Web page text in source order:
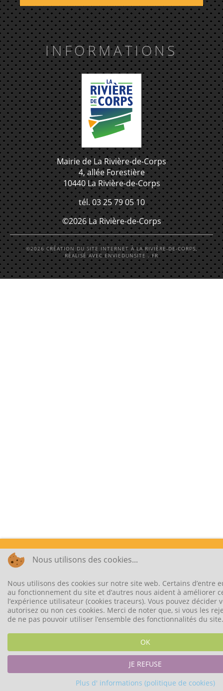
INFORMATIONS
Mairie de La Rivière-de-Corps
4, allée Forestière
10440 La Rivière-de-Corps
tél. 03 25 79 05 10
©2026 La Rivière-de-Corps
©2026 CRÉATION DU SITE INTERNET À LA RIVIÈRE-DE-CORPS,
RÉALISÉ AVEC ENVIEDUNSITE . FR
Nous utilisons des cookies...
Nous utilisons des cookies sur notre site web. Certains d’entre
au fonctionnement du site et d’autres nous aident à améliorer
l’expérience utilisateur (cookies traceurs). Vous pouvez décider
autorisez ou non ces cookies. Merci de noter que, si vous les
de ne pas pouvoir utiliser l’ensemble des fonctionnalités du site.
OK
JE REFUSE
Plus d' informations (politique de cookies)